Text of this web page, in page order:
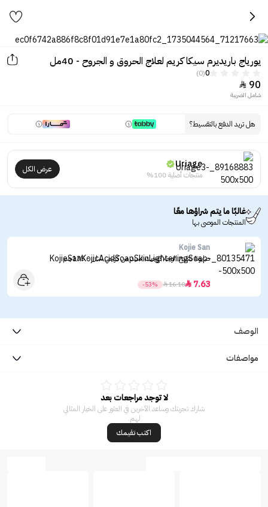
يورياج باريديرم سيكا كريم لعلاج الحروق و الجروح - 40مل
0
(0)
90

شامل الضريبة
هل تريد الدفع بالتقسيط؟
Uriage
منتجات أصلية 100%
عرض الكل
غالبًا ما يتم شراؤها معًا
المنتجات الموصى بها
Kojie San
صابونة تفتيح الوجه كوجيك اسيد من كوجي سان - 135جم
7.63

16.10

-53%
الوصف
مواصفات
لا توجد مراجعات بعد
شارك تجربتك وساعد الآخرين في العثور على الخيار المثالي
لهم.
اكتب تقيمك